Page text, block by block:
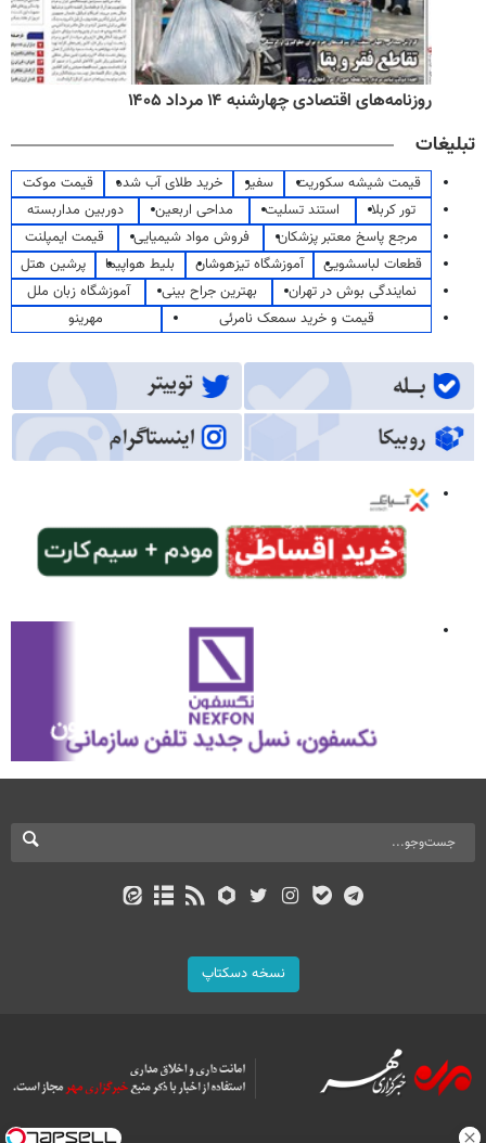
روزنامه‌های اقتصادی چهارشنبه ۱۴ مرداد ۱۴۰۵
تبلیغات
قیمت شیشه سکوریت سفیر خرید طلای آب شده
قیمت موکت
تور کربلا
استند تسلیت مداحی اربعین
دوربین مداربسته
مرجع پاسخ معتبر پزشکان
فروش مواد شیمیایی
قیمت ایمپلنت
قطعات لباسشویی
آموزشگاه تیزهوشان بلیط هواپیما
پرشین هتل
نمایندگی بوش در تهران
بهترین جراح بینی
آموزشگاه زبان ملل
قیمت و خرید سمعک نامرئی
مهرینو
نسخه دسکتاپ